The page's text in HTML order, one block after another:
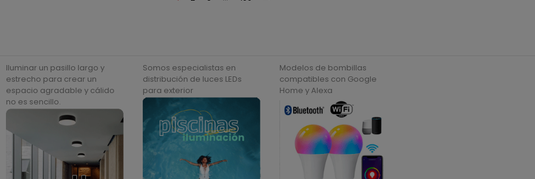
Iluminar un pasillo largo y
estrecho para crear un
espacio agradable y cálido
no es sencillo.
Somos especialistas en
distribución de luces LEDs
para exterior
Modelos de bombillas
compatibles con Google
Home y Alexa